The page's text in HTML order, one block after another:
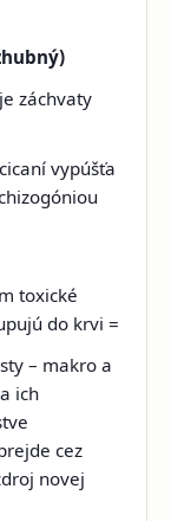
záchvaty
vypúšťa
toxické
do krvi =
– makro a
ich
cez
novej